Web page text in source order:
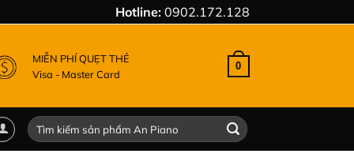
Hotline:0902.172.128
MIỄN PHÍ QUẸT THẺ
Visa - Master Card
0
Tìm
kiếm: